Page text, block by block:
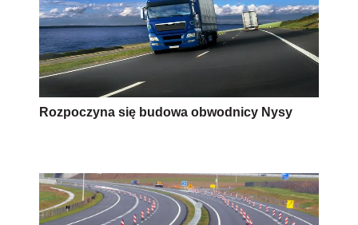
Rozpoczyna się budowa obwodnicy Nysy